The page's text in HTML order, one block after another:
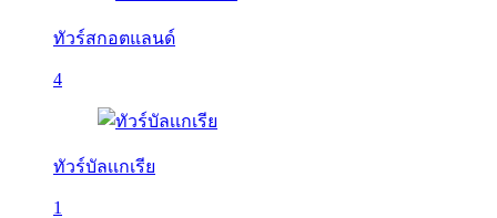
ทัวร์สกอตแลนด์
4
ทัวร์บัลเเกเรีย
1